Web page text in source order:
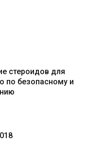
стероидов для
по безопасному и